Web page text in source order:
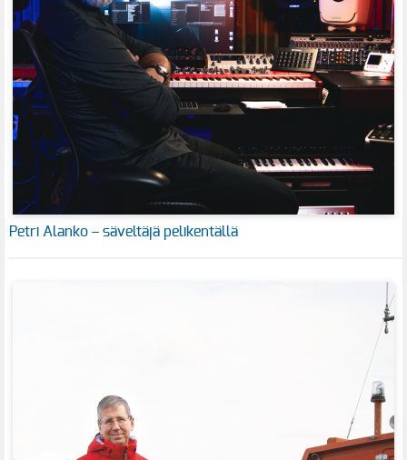
Petri Alanko – säveltäjä pelikentällä